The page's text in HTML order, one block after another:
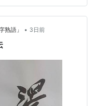
とはあいうくればな
。 「雷澤歸妹 初爻」
に陽で位は正しいで
、正妻ではなく妾のよ
熟語」 • 3日前